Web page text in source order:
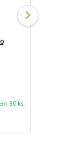
30 ks